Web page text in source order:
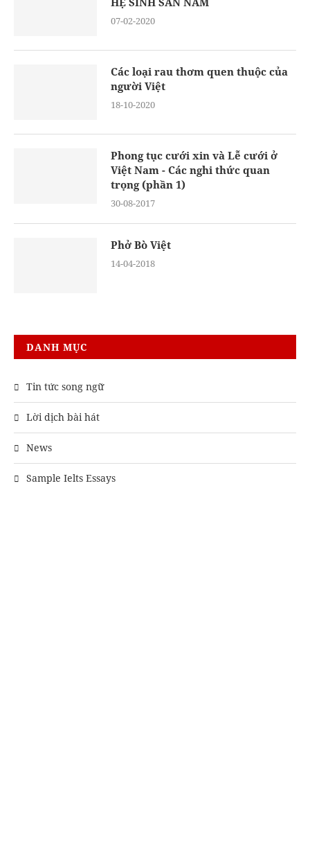
07-02-2020
Các loại rau thơm quen thuộc của
người Việt
18-10-2020
Phong tục cưới xin và Lễ cưới ở
Việt Nam - Các nghi thức quan
trọng (phần 1)
30-08-2017
Phở Bò Việt
14-04-2018
DANH MỤC
Tin tức song ngữ
Lời dịch bài hát
News
Sample Ielts Essays